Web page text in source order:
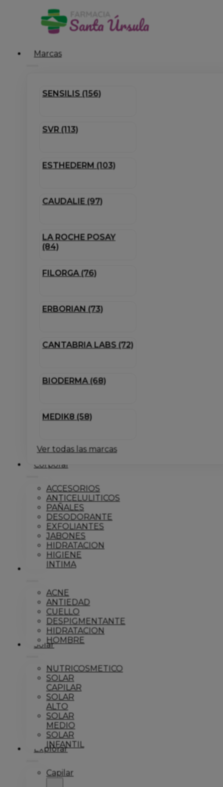
Marcas
SENSILIS (156)
SVR (113)
ESTHEDERM (103)
CAUDALIE (97)
LA ROCHE POSAY
(84)
FILORGA (76)
ERBORIAN (73)
CANTABRIA LABS (72)
BIODERMA (68)
MEDIK8 (58)
Ver todas las marcas
Corporal
ACCESORIOS
ANTICELULITICOS
PAÑALES
DESODORANTE
EXFOLIANTES
JABONES
HIDRATACION
HIGIENE
INTIMA
Dermo
ACNE
ANTIEDAD
CUELLO
DESPIGMENTANTE
HIDRATACION
HOMBRE
Solar
NUTRICOSMETICO
SOLAR
CAPILAR
SOLAR
ALTO
SOLAR
MEDIO
SOLAR
INFANTIL
Explorar
Capilar